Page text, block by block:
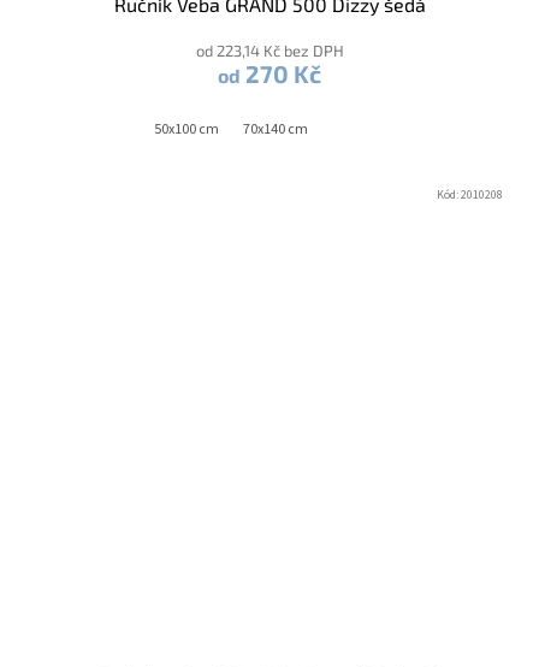
Ručník Veba GRAND 500 Dizzy šedá
od 223,14 Kč bez DPH
od 270 Kč
50x100 cm 70x140 cm
Kód:2010208